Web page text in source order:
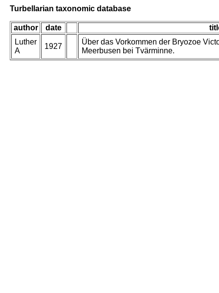
Turbellarian taxonomic database
author date
Luther
A
1927
Über das Vorkommen der Bryozoe
Meerbusen bei Tvärminne.